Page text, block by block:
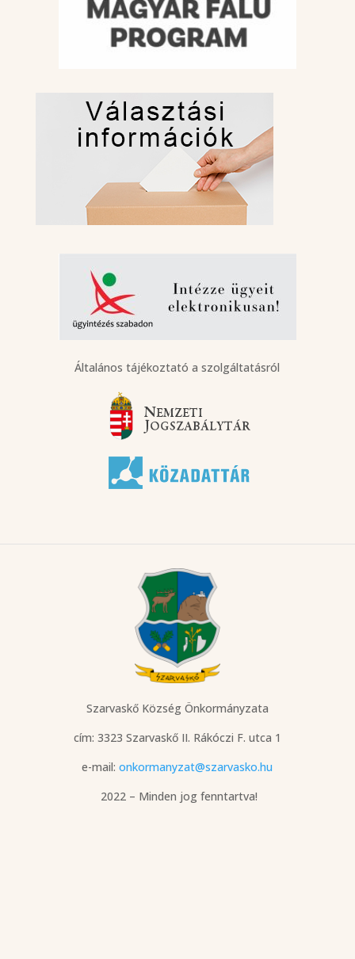
Általános tájékoztató a szolgáltatásról
Szarvaskő Község Önkormányzata
cím: 3323 Szarvaskő II. Rákóczi F. utca 1
e-mail:onkormanyzat@szarvasko.hu
2022 – Minden jog fenntartva!